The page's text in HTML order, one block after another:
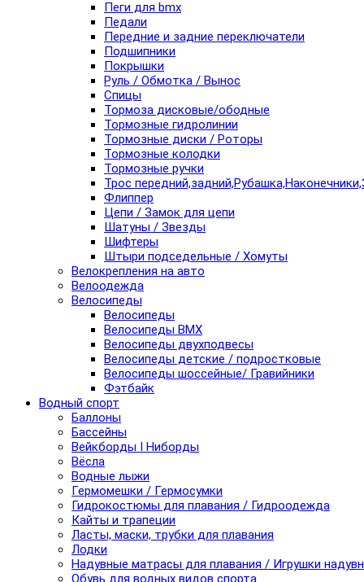
Пеги для bmx
Педали
Передние и задние переключатели
Подшипники
Покрышки
Руль / Обмотка / Вынос
Спицы
Тормоза дисковые/ободные
Тормозные гидролинии
Тормозные диски / Роторы
Тормозные колодки
Тормозные ручки
Трос
Флиппер
Цепи / Замок для цепи
Шатуны / Звезды
Шифтеры
Штыри подседельные / Хомуты
Велокрепления на авто
Велоодежда
Велосипеды
Велосипеды
Велосипеды BMX
Велосипеды двухподвесы
Велосипеды детские / подростковые
Велосипеды шоссейные/ Гравийники
Фэтбайк
Водный спорт
Баллоны
Бассейны
Вейкборды I Ниборды
Вёсла
Водные лыжи
Гермомешки / Гермосумки
Гидрокостюмы для плавания / Гидроодежда
Кайты и трапеции
Ласты, маски, трубки для плавания
Лодки
Надувные матрасы для плавания / Игрушки
Обувь для водных видов спорта